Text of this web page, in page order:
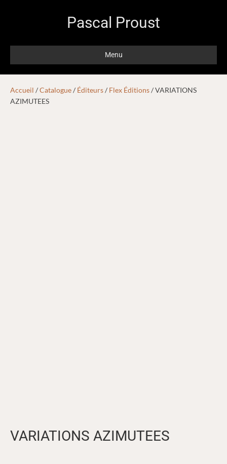
Pascal Proust
Menu
Accueil /Catalogue/ Éditeurs/ Flex Éditions/ VARIATIONS
AZIMUTEES
VARIATIONS AZIMUTEES